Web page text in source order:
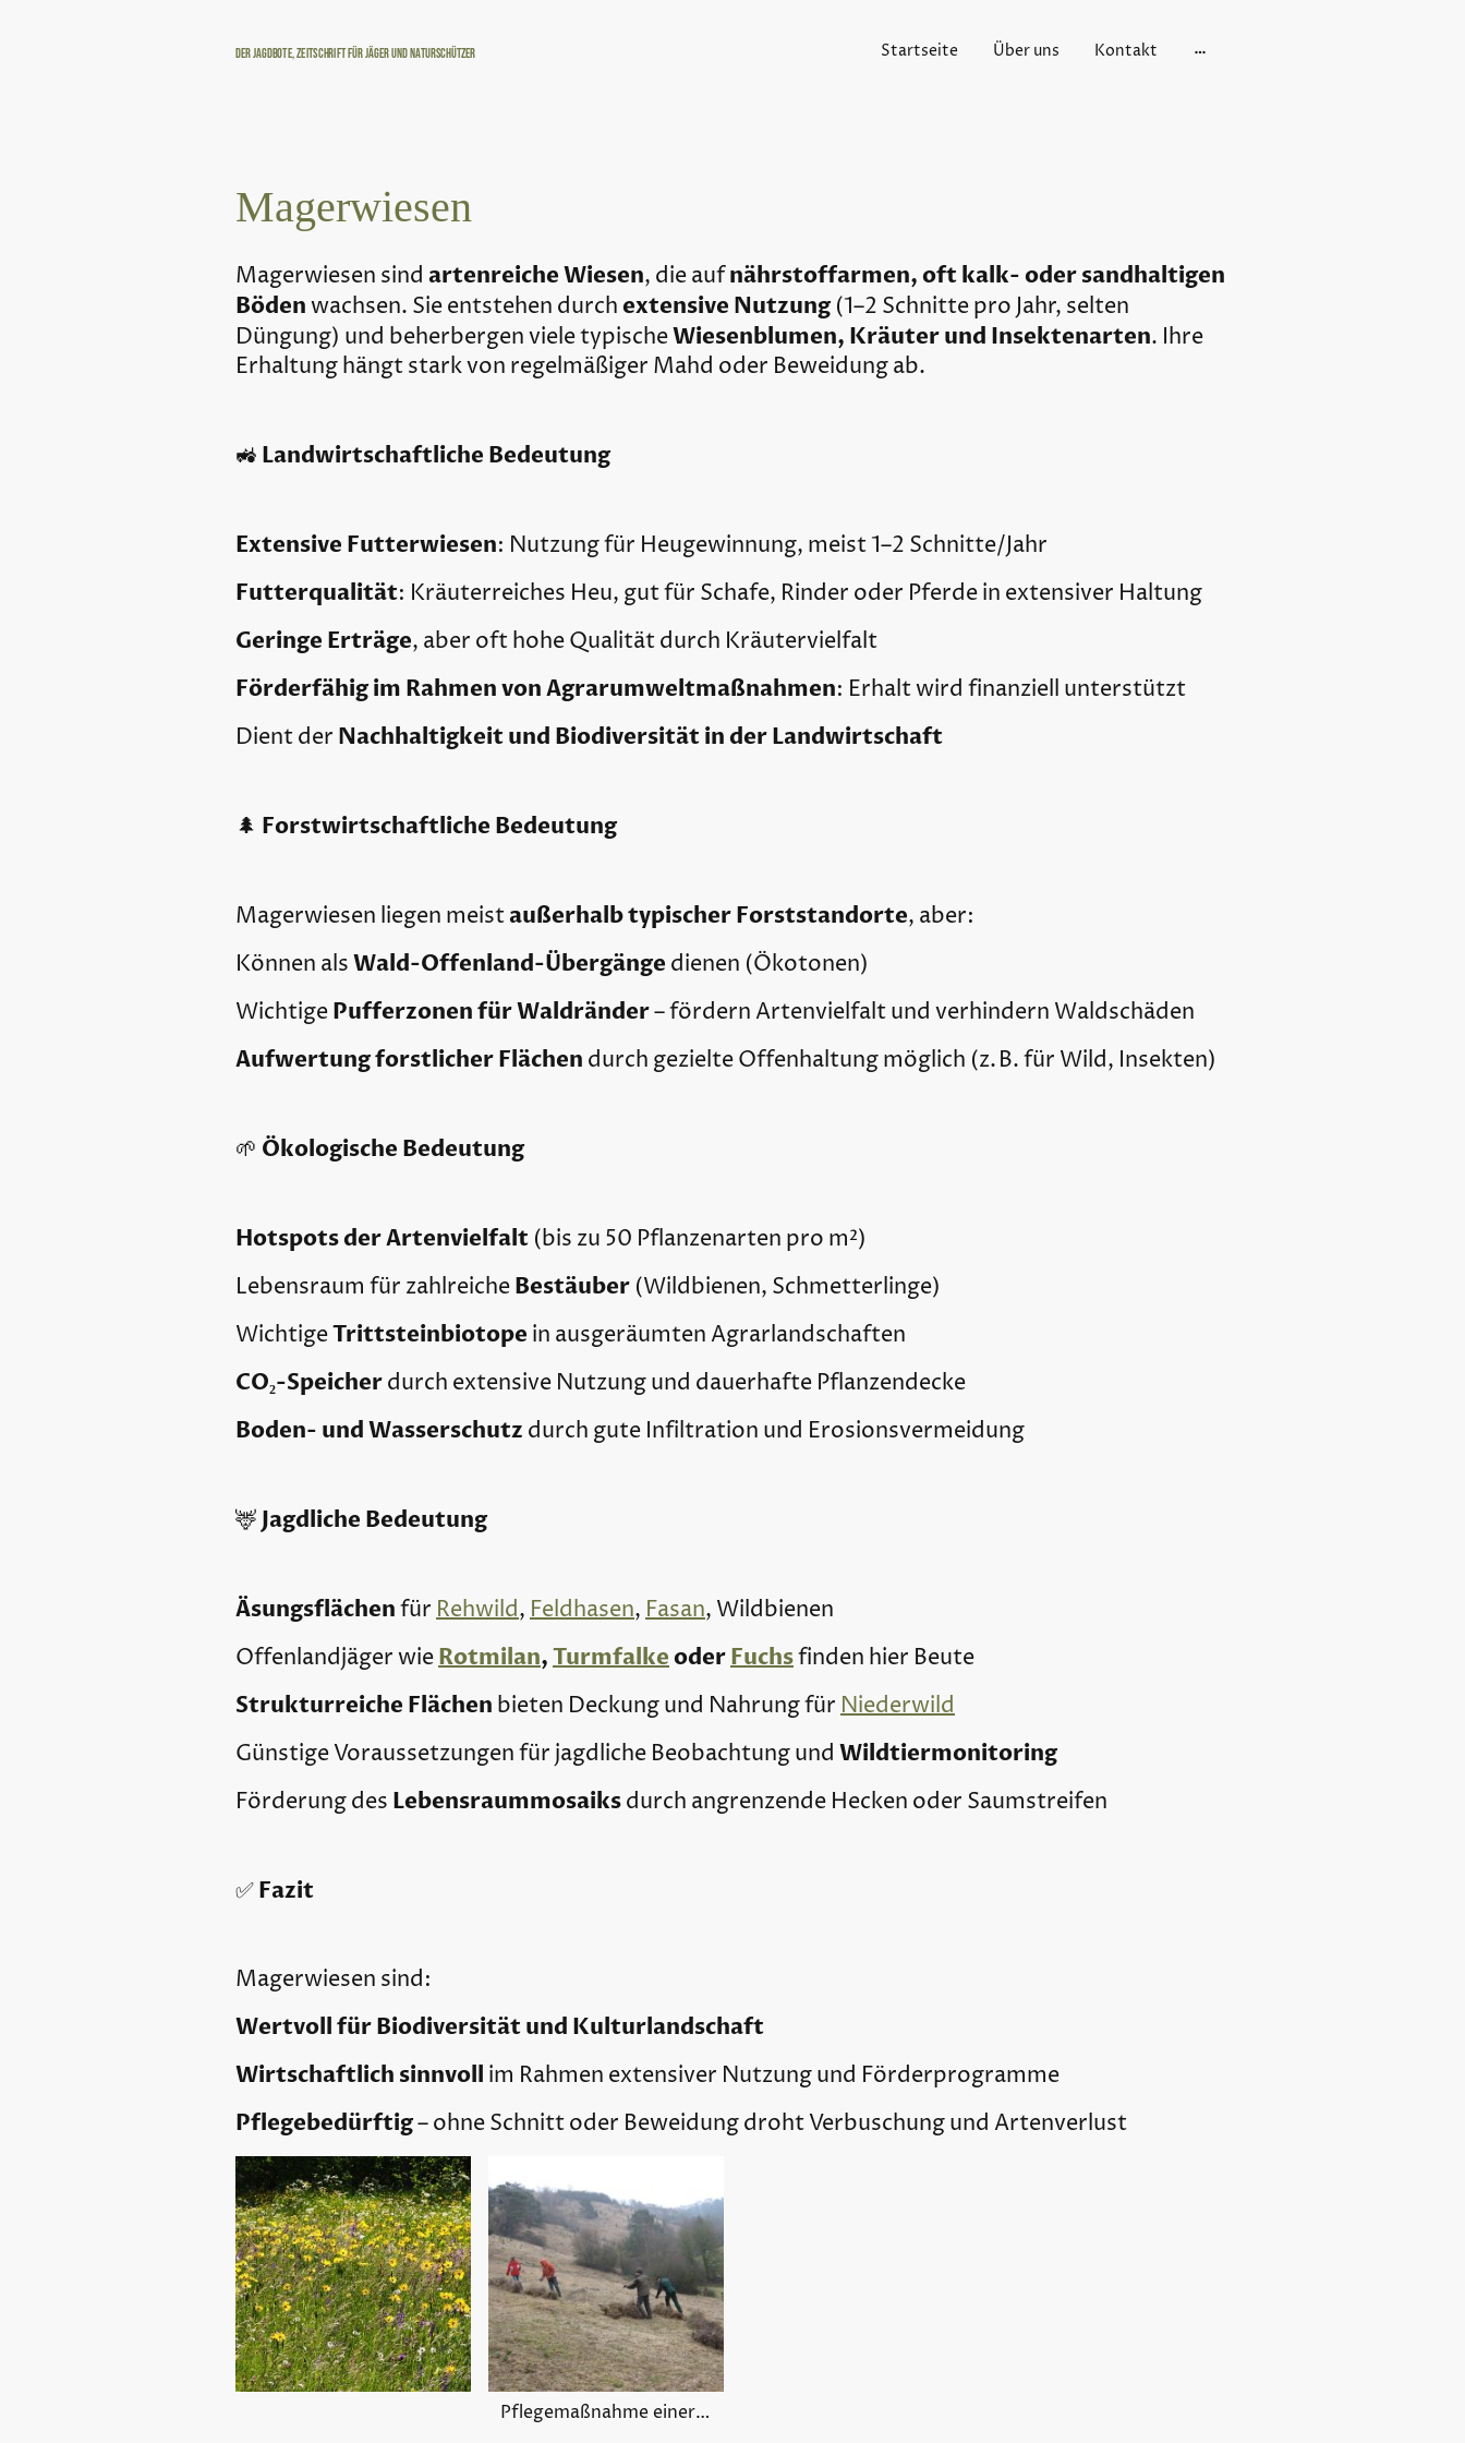
Der Jagdbote, Zeitschrift für Jäger und Naturschützer Startseite Über uns Kontakt
Magerwiesen
Magerwiesen sind artenreiche Wiesen, die aufnährstoffarmen, oft kalk- oder sandhaltigen
Bödenwachsen. Sie entstehen durchextensive Nutzung(1–2 Schnitte pro Jahr, selten
Düngung) und beherbergen viele typischeWiesenblumen, Kräuter und Insektenarten. Ihre
Erhaltung hängt stark von regelmäßiger Mahd oder Beweidung ab.
🚜 Landwirtschaftliche Bedeutung
Extensive Futterwiesen: Nutzung für Heugewinnung, meist 1–2 Schnitte/Jahr
Futterqualität: Kräuterreiches Heu, gut für Schafe, Rinder oder Pferde in extensiver Haltung
Geringe Erträge, aber oft hohe Qualität durch Kräutervielfalt
Förderfähig im Rahmen von Agrarumweltmaßnahmen: Erhalt wird finanziell unterstützt
Dient der Nachhaltigkeit und Biodiversität in der Landwirtschaft
🌲 Forstwirtschaftliche Bedeutung
Magerwiesen liegen meistaußerhalb typischer Forststandorte, aber:
Können alsWald-Offenland-Übergänge dienen (Ökotonen)
WichtigePufferzonen für Waldränder– fördern Artenvielfalt und verhindern Waldschäden
Aufwertung forstlicher Flächen durch gezielte Offenhaltung möglich (z. B. für Wild, Insekten)
🌱 Ökologische Bedeutung
Hotspots der Artenvielfalt (bis zu 50 Pflanzenarten pro m²)
Lebensraum für zahlreicheBestäuber (Wildbienen, Schmetterlinge)
WichtigeTrittsteinbiotope in ausgeräumten Agrarlandschaften
CO₂-Speicherdurch extensive Nutzung und dauerhafte Pflanzendecke
Boden- und Wasserschutz durch gute Infiltration und Erosionsvermeidung
🦌Jagdliche Bedeutung
ÄsungsflächenfürRehwild,Feldhasen,Fasan, Wildbienen
Offenlandjäger wieRotmilan,TurmfalkeoderFuchsfinden hier Beute
Strukturreiche Flächen bieten Deckung und Nahrung fürNiederwild
Günstige Voraussetzungen für jagdliche Beobachtung und Wildtiermonitoring
Förderung des Lebensraummosaiksdurch angrenzende Hecken oder Saumstreifen
✅Fazit
Magerwiesen sind:
Wertvoll für Biodiversität und Kulturlandschaft
Wirtschaftlich sinnvoll im Rahmen extensiver Nutzung und Förderprogramme
Pflegebedürftig– ohne Schnitt oder Beweidung droht Verbuschung und Artenverlust
Pflegemaßnahme einer Magerwiese